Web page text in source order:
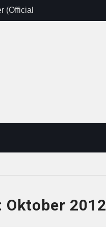
(Official
Oktober 2012